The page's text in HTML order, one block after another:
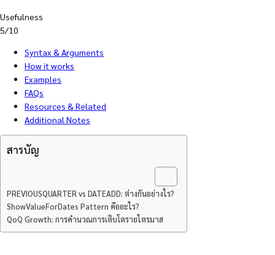
Usefulness
5/10
Syntax & Arguments
How it works
Examples
FAQs
Resources & Related
Additional Notes
สารบัญ
PREVIOUSQUARTER vs DATEADD: ต่างกันอย่างไร?
ShowValueForDates Pattern คืออะไร?
QoQ Growth: การคำนวณการเติบโตรายไตรมาส